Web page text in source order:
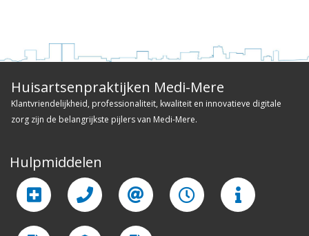
Huisartsenpraktijken Medi-Mere
Klantvriendelijkheid, professionaliteit, kwaliteit en innovatieve digitale
zorg zijn de belangrijkste pijlers van Medi-Mere.
Hulpmiddelen